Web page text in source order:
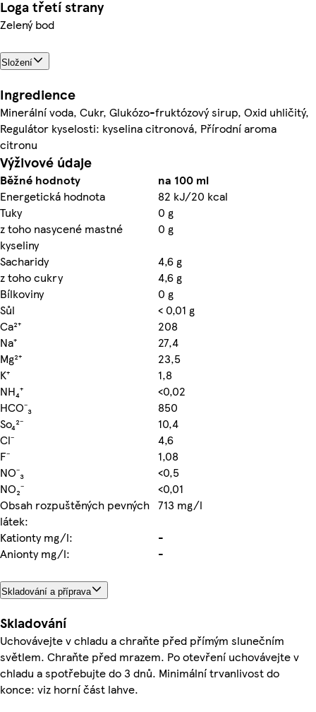
Loga třetí strany
Zelený bod
Složení
Ingredience
Minerální voda, Cukr, Glukózo-fruktózový sirup, Oxid uhličitý,
Regulátor kyselosti: kyselina citronová, Přírodní aroma
citronu
Výživové údaje
Běžné hodnoty
na 100 ml
Energetická hodnota
82 kJ/20 kcal
Tuky
0 g
z toho nasycené mastné
kyseliny
0 g
Sacharidy
4,6 g
z toho cukry
4,6 g
Bílkoviny
0 g
Sůl
< 0,01 g
Ca²⁺
208
Na⁺
27,4
Mg²⁺
23,5
K⁺
1,8
NH₄⁺
<0,02
HCO⁻₃
850
So₄²⁻
10,4
Cl⁻
4,6
F⁻
1,08
NO⁻₃
<0,5
NO₂⁻
<0,01
Obsah rozpuštěných pevných
látek:
713 mg/l
Kationty mg/l:
-
Anionty mg/l:
-
Skladování a příprava
Skladování
Uchovávejte v chladu a chraňte před přímým slunečním
světlem. Chraňte před mrazem. Po otevření uchovávejte v
chladu a spotřebujte do 3 dnů. Minimální trvanlivost do
konce: viz horní část lahve.